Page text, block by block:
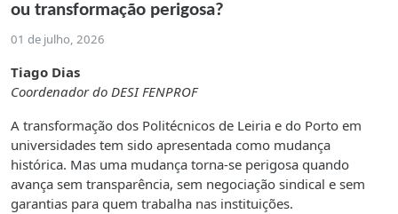
ou transformação perigosa?
01 de julho, 2026
Tiago Dias
Coordenador do DESI FENPROF
A transformação dos Politécnicos de Leiria e do Porto em
universidades tem sido apresentada como mudança
histórica. Mas uma mudança torna-se perigosa quando
avança sem transparência, sem negociação sindical e sem
garantias para quem trabalha nas instituições.